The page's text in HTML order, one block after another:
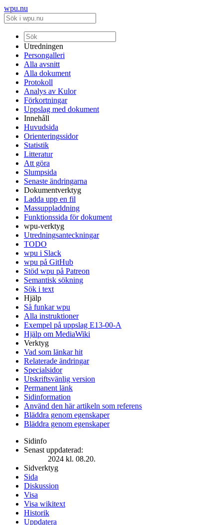
wpu.nu
Utredningen
Persongalleri
Alla avsnitt
Alla dokument
Protokoll
Analys av Kulor
Förkortningar
Uppslag med dokument
Innehåll
Huvudsida
Orienteringssidor
Statistik
Litteratur
Att göra
Slumpsida
Senaste ändringarna
Dokumentverktyg
Ladda upp en fil
Massuppladdning
Funktionssida för dokument
wpu-verktyg
Utredningsanteckningar
TODO
wpu i Slack
wpu på GitHub
Stöd wpu på Patreon
Semantisk sökning
Sök i text
Hjälp
Så funkar wpu
Alla instruktioner
Exempel på uppslag E13-00-A
Hjälp om MediaWiki
Verktyg
Vad som länkar hit
Relaterade ändringar
Specialsidor
Utskriftsvänlig version
Permanent länk
Sidinformation
Använd den här artikeln som referens
Bläddra genom egenskaper
Bläddra genom egenskaper
Sidinfo
Senast uppdaterad:
2024 kl. 08.20.
Sidverktyg
Sida
Diskussion
Visa
Visa wikitext
Historik
Uppdatera